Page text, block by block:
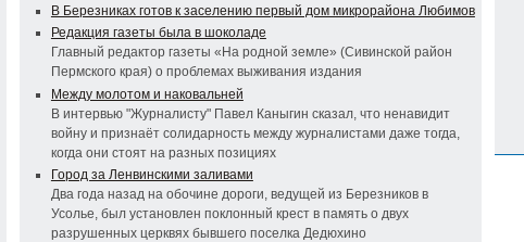
В Березниках готов к заселению первый дом микрорайона Любимов
Редакция газеты была в шоколаде
Главный редактор газеты «На родной земле» (Сивинской район
Пермского края) о проблемах выживания издания
Между молотом и наковальней
В интервью "Журналисту" Павел Каныгин сказал, что ненавидит
войну и признаёт солидарность между журналистами даже тогда,
когда они стоят на разных позициях
Город за Ленвинскими заливами
Два года назад на обочине дороги, ведущей из Березников в
Усолье, был установлен поклонный крест в память о двух
разрушенных церквях бывшего поселка Дедюхино